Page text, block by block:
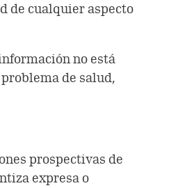
de cualquier aspecto
no está
de salud,
prospectivas de
expresa o